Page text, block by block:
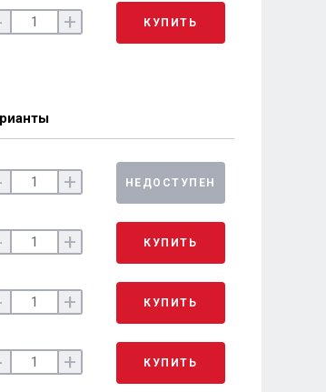
+ КУПИТЬ
+ НЕДОСТУПЕН
+ КУПИТЬ
+ КУПИТЬ
+ КУПИТЬ